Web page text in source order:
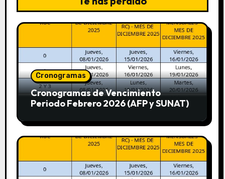
Cronogramas
Cronogramas de Vencimiento
Periodo Febrero 2026 (AFP y SUNAT)